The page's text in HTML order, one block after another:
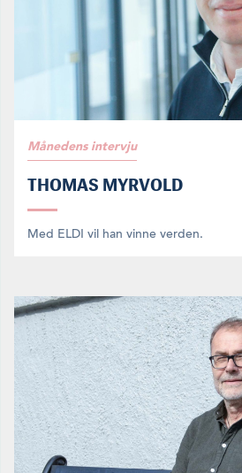
Månedens intervju
THOMAS MYRVOLD
Med ELDI vil han vinne verden.